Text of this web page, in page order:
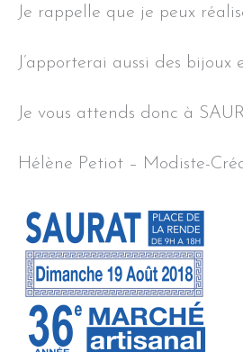
Je rappelle que je peux
J’apporterai aussi des
Je vous attends donc à
Hélène Petiot – Modiste-